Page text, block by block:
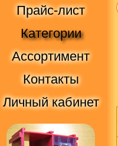
Прайс-лист
Категории
Ассортимент
Контакты
Личный кабинет